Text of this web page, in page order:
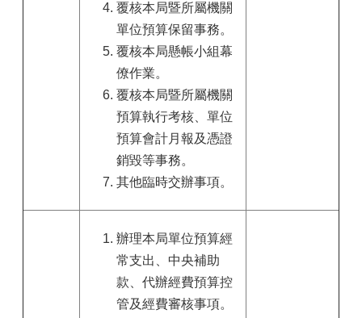
覆核本局暨所屬機關
單位預算保留事務。
覆核本局懸帳小組幕
僚作業。
覆核本局暨所屬機關
預算執行考核、單位
預算會計月報及憑證
銷毀等事務。
其他臨時交辦事項。
辦理本局單位預算經
常支出、中央補助
款、代辦經費預算控
管及經費審核事項。